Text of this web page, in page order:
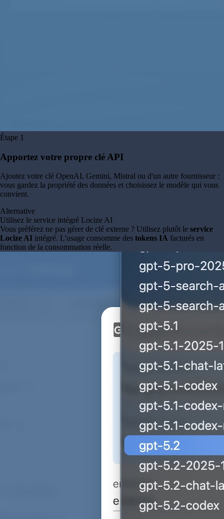
Étape 1
Apportez votre propre clé API
Ajoutez votre clé OpenAI, Gemini, Mistral ou d'un autre fournisseur :
vous gardez la propriété des données et choisissez le modèle qui vous
convient.
Alternative
Utilisez le service intégré Locize AI
Vous préférez ne pas gérer de clé externe ? Utilisez plutôt le service
Locize AI intégré. L'usage consomme des tokens IA facturés en
fonction de la consommation réelle.